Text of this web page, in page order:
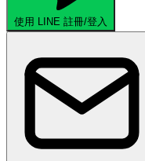
使用 LINE 註冊/登入